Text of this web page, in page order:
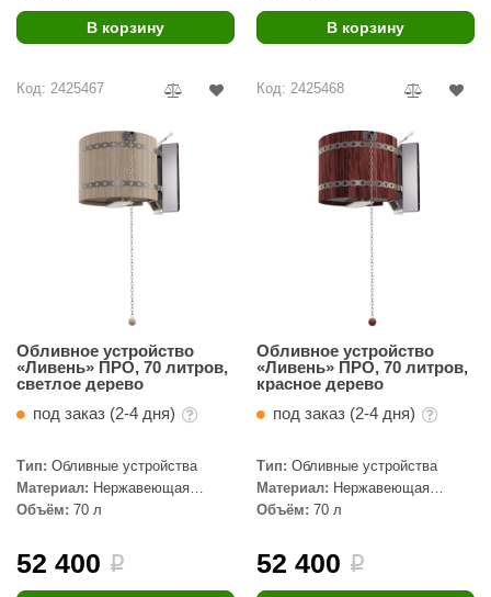
В корзину В корзину
Код: 2425467
Обливное устройство
«Ливень» ПРО, 70 литров,
светлое дерево
под заказ (2-4 дня)
Тип: Обливные устройства
Материал: Нержавеющая
сталь, Дерево
Объём: 70 л
52 400 i
Код: 2425468
Обливное устройство
«Ливень» ПРО, 70 литров,
красное дерево
под заказ (2-4 дня)
Тип: Обливные устройства
Материал: Нержавеющая
сталь, Дерево
Объём: 70 л
52 400 i